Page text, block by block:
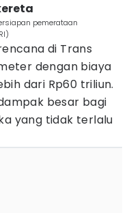
pemerataan
di Trans
dengan biaya
dari Rp60 triliun.
besar bagi
yang tidak terlalu